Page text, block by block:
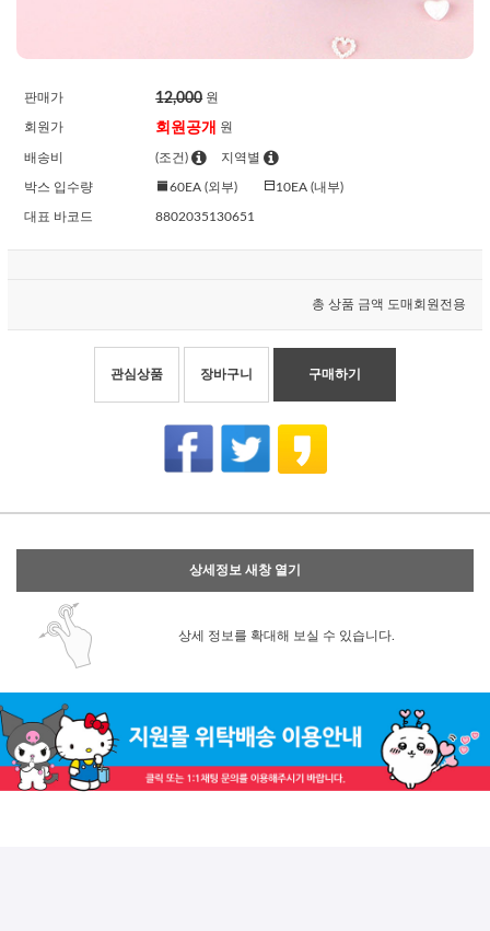
판매가 12,000원
회원가 회원공개 원
배송비 (조건) 지역별
박스 입수량 60EA (외부) 10EA (내부)
대표 바코드 8802035130651
총 상품 금액 도매회원전용
관심상품 장바구니 구매하기
상세정보 새창 열기
상세 정보를 확대해 보실 수 있습니다.